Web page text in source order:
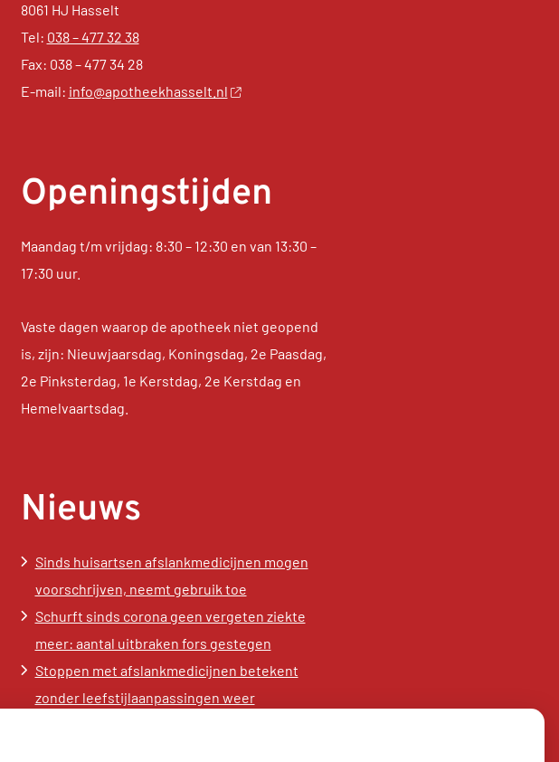
8061 HJ Hasselt
Tel: 038 – 477 32 38
Fax: 038 – 477 34 28
E-mail: info@apotheekhasselt.nl
Openingstijden
Maandag t/m vrijdag: 8:30 – 12:30 en van 13:30 –
17:30 uur.
Vaste dagen waarop de apotheek niet geopend
is, zijn: Nieuwjaarsdag, Koningsdag, 2e Paasdag,
2e Pinksterdag, 1e Kerstdag, 2e Kerstdag en
Hemelvaartsdag.
Nieuws
Sinds huisartsen afslankmedicijnen mogen
voorschrijven, neemt gebruik toe
Schurft sinds corona geen vergeten ziekte
meer: aantal uitbraken fors gestegen
Stoppen met afslankmedicijnen betekent
zonder leefstijlaanpassingen weer